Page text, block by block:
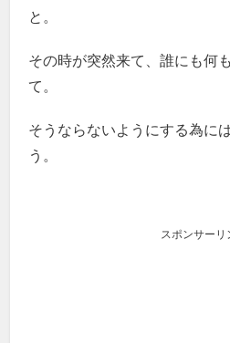
と。
その時が突然来て、誰にも何
て。
そうならないようにする為に
う。
スポンサーリ